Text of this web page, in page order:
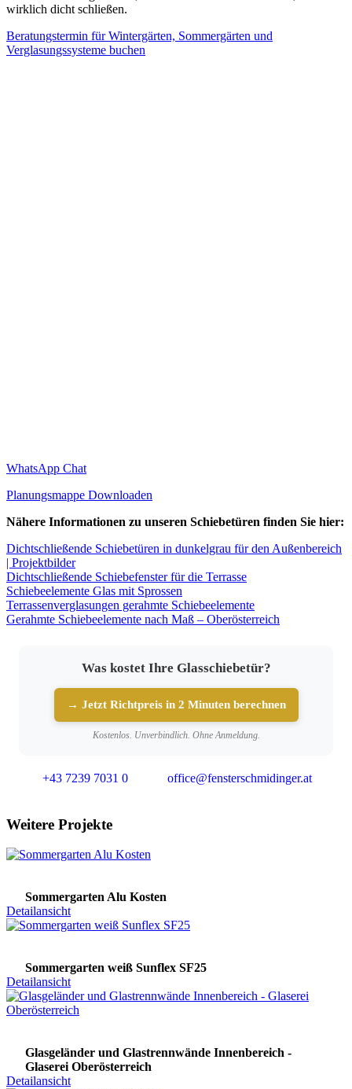
wirklich dicht schließen.
Beratungstermin für Wintergärten, Sommergärten und
Verglasungssysteme buchen
WhatsApp Chat
Planungsmappe Downloaden
Nähere Informationen zu unseren Schiebetüren finden Sie hier:
Dichtschließende Schiebetüren in dunkelgrau für den Außenbereich
| Projektbilder
Dichtschließende Schiebefenster für die Terrasse
Schiebeelemente Glas mit Sprossen
Terrassenverglasungen gerahmte Schiebeelemente
Gerahmte Schiebeelemente nach Maß – Oberösterreich
Was kostet Ihre Glasschiebetür?
→ Jetzt Richtpreis in 2 Minuten berechnen
Kostenlos. Unverbindlich. Ohne Anmeldung.
+43 7239 7031 0 office@fensterschmidinger.at
Weitere Projekte
Sommergarten Alu Kosten
Detailansicht
Sommergarten weiß Sunflex SF25
Detailansicht
Glasgeländer und Glastrennwände Innenbereich -
Glaserei Oberösterreich
Detailansicht